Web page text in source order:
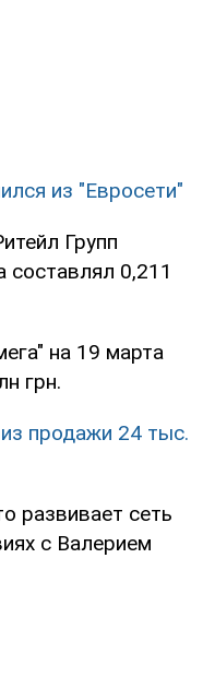
из "Евросети"
Групп
составлял 0,211
на 19 марта
грн.
продажи 24 тыс.
развивает сеть
с Валерием